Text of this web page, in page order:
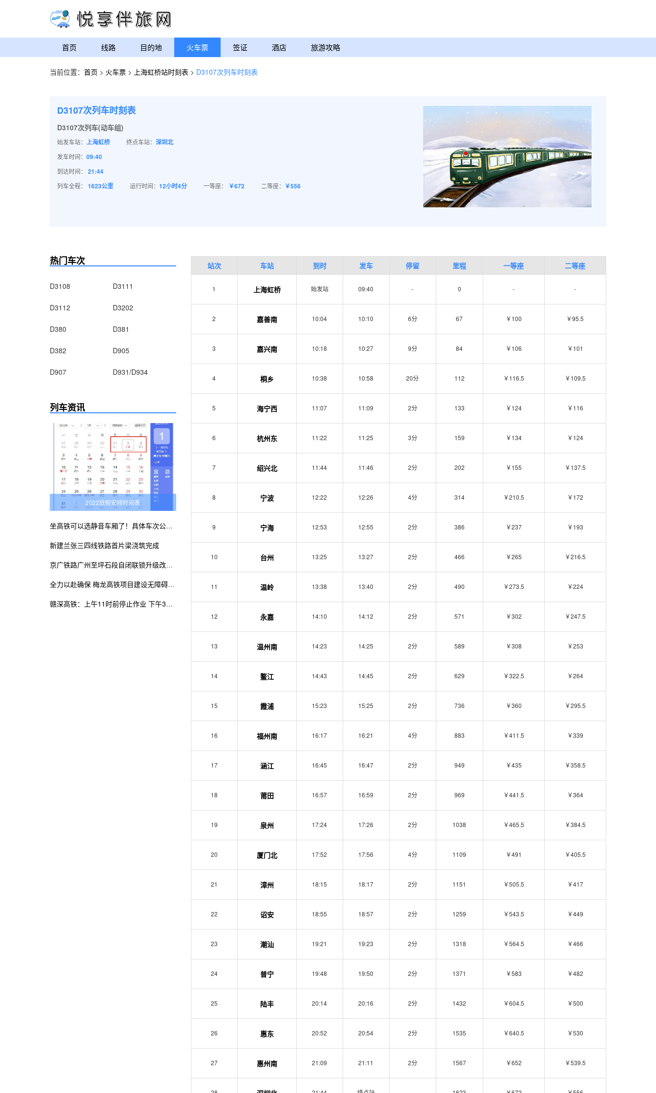
首页 线路 目的地 火车票 签证 酒店 旅游攻略
当前位置： 首页 > 火车票 > 上海虹桥站时刻表 > D3107次列车时刻表
D3107次列车时刻表
D3107次列车(动车组)
始发车站： 上海虹桥 终点车站： 深圳北
发车时间： 09:40
到达时间： 21:44
列车全程： 1623公里 运行时间： 12小时4分 一等座： ￥672 二等座： ￥556
热门车次
D3108 D3111
D3112 D3202
D380 D381
D382 D905
D907 D931/D934
列车资讯
2022放假安排时间表
坐高铁可以选静音车厢了！具体车次公布！
新建兰张三四线铁路首片梁浇筑完成
京广铁路广州至坪石段自闭联锁升级改造工程建成
全力以赴确保 梅龙高铁项目建设无障碍施工
赣深高铁：上午11时前停止作业 下午3时前不准作业
站次 车站 到时 发车 停留 里程 一等座 二等座
1 上海虹桥 始发站 09:40 - 0 - -
2 嘉善南 10:04 10:10 6分 67 ￥100 ￥95.5
3 嘉兴南 10:18 10:27 9分 84 ￥106 ￥101
4 桐乡 10:38 10:58 20分 112 ￥116.5 ￥109.5
5 海宁西 11:07 11:09 2分 133 ￥124 ￥116
6 杭州东 11:22 11:25 3分 159 ￥134 ￥124
7 绍兴北 11:44 11:46 2分 202 ￥155 ￥137.5
8 宁波 12:22 12:26 4分 314 ￥210.5 ￥172
9 宁海 12:53 12:55 2分 386 ￥237 ￥193
10 台州 13:25 13:27 2分 466 ￥265 ￥216.5
11 温岭 13:38 13:40 2分 490 ￥273.5 ￥224
12 永嘉 14:10 14:12 2分 571 ￥302 ￥247.5
13 温州南 14:23 14:25 2分 589 ￥308 ￥253
14 鳌江 14:43 14:45 2分 629 ￥322.5 ￥264
15 霞浦 15:23 15:25 2分 736 ￥360 ￥295.5
16 福州南 16:17 16:21 4分 883 ￥411.5 ￥339
17 涵江 16:45 16:47 2分 949 ￥435 ￥358.5
18 莆田 16:57 16:59 2分 969 ￥441.5 ￥364
19 泉州 17:24 17:26 2分 1038 ￥465.5 ￥384.5
20 厦门北 17:52 17:56 4分 1109 ￥491 ￥405.5
21 漳州 18:15 18:17 2分 1151 ￥505.5 ￥417
22 诏安 18:55 18:57 2分 1259 ￥543.5 ￥449
23 潮汕 19:21 19:23 2分 1318 ￥564.5 ￥466
24 普宁 19:48 19:50 2分 1371 ￥583 ￥482
25 陆丰 20:14 20:16 2分 1432 ￥604.5 ￥500
26 惠东 20:52 20:54 2分 1535 ￥640.5 ￥530
27 惠州南 21:09 21:11 2分 1567 ￥652 ￥539.5